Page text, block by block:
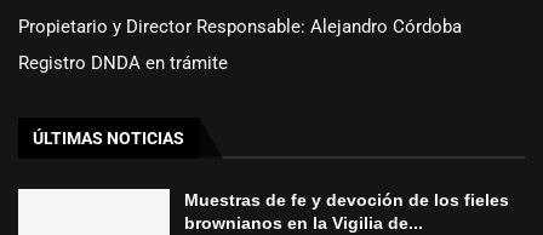
Propietario y Director Responsable: Alejandro Córdoba
Registro DNDA en trámite
ÚLTIMAS NOTICIAS
Muestras de fe y devoción de los fieles
brownianos en la Vigilia de...